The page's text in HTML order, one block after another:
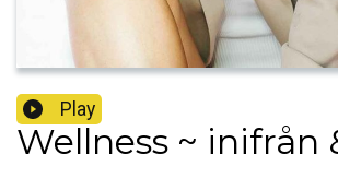
Play
Wellness ~ inifrån